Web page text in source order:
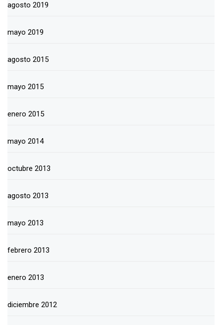
agosto 2019
mayo 2019
agosto 2015
mayo 2015
enero 2015
mayo 2014
octubre 2013
agosto 2013
mayo 2013
febrero 2013
enero 2013
diciembre 2012